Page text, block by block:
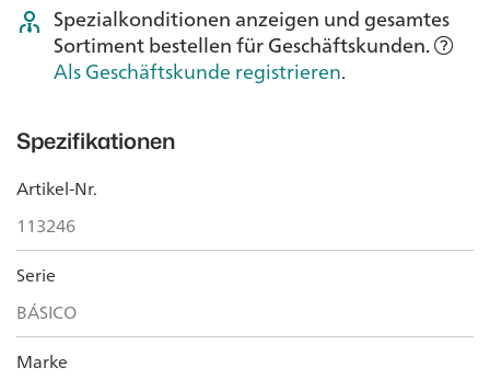
Spezialkonditionen anzeigen und gesamtes
Sortiment bestellen für Geschäftskunden.
Als Geschäftskunde registrieren.
Spezifikationen
Artikel-Nr.
113246
Serie
BÁSICO
Marke